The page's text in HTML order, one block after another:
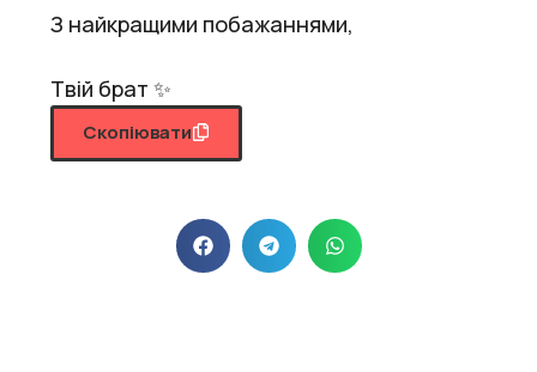
З найкращими побажаннями,
Твій брат ✨
Скопіювати